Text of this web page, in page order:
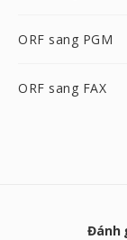
ORF sang PGM
ORF sang FAX
Đánh